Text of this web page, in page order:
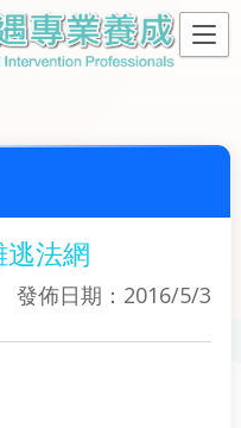
法網
發佈日期：2016/5/3